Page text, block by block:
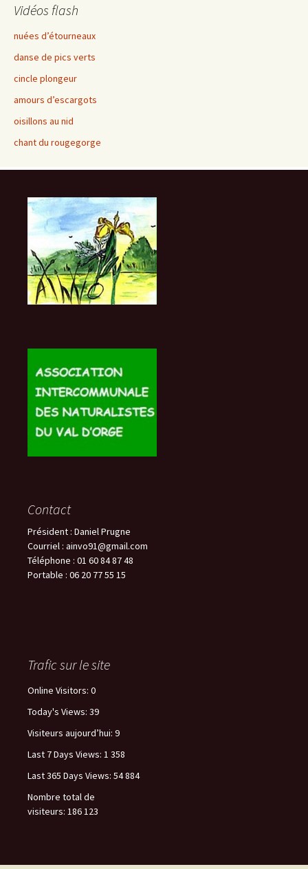
Vidéos flash
nuées d’étourneaux
danse de pics verts
cincle plongeur
amours d’escargots
oisillons au nid
chant du rougegorge
Contact
Président : Daniel Prugne
Courriel : ainvo91@gmail.com
Téléphone : 01 60 84 87 48
Portable : 06 20 77 55 15
Trafic sur le site
Online Visitors: 0
Today's Views: 39
Visiteurs aujourd’hui: 9
Last 7 Days Views: 1 358
Last 365 Days Views: 54 884
Nombre total de
visiteurs: 186 123